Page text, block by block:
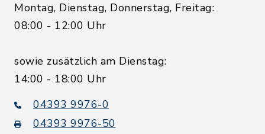
Montag, Dienstag, Donnerstag, Freitag:
08:00 - 12:00 Uhr
sowie zusätzlich am Dienstag:
14:00 - 18:00 Uhr
04393 9976-0
04393 9976-50